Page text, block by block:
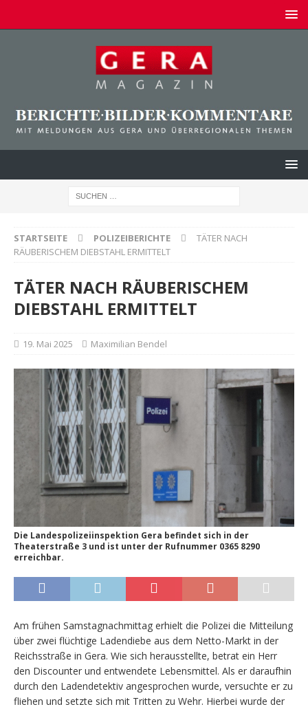
STARTSEITE POLIZEIBERICHTE
TÄTER NACH
RÄUBERISCHEM DIEBSTAHL ERMITTELT
TÄTER NACH RÄUBERISCHEM
DIEBSTAHL ERMITTELT
19. Mai 2025 Maximilian Bendel
Die Landespolizeiinspektion Gera befindet sich in der
Theaterstraße 3 und ist unter der Rufnummer 0365 8290
erreichbar.
Am frühen Samstagnachmittag erhielt die Polizei die Mitteilung
über zwei flüchtige Ladendiebe aus dem Netto-Markt in der
Reichsstraße in Gera. Wie sich herausstellte, betrat ein Herr
den Discounter und entwendete Lebensmittel. Als er daraufhin
durch den Ladendetektiv angesprochen wurde, versuchte er zu
fliehen und setzte sich mit Tritten zu Wehr. Hierbei wurde der